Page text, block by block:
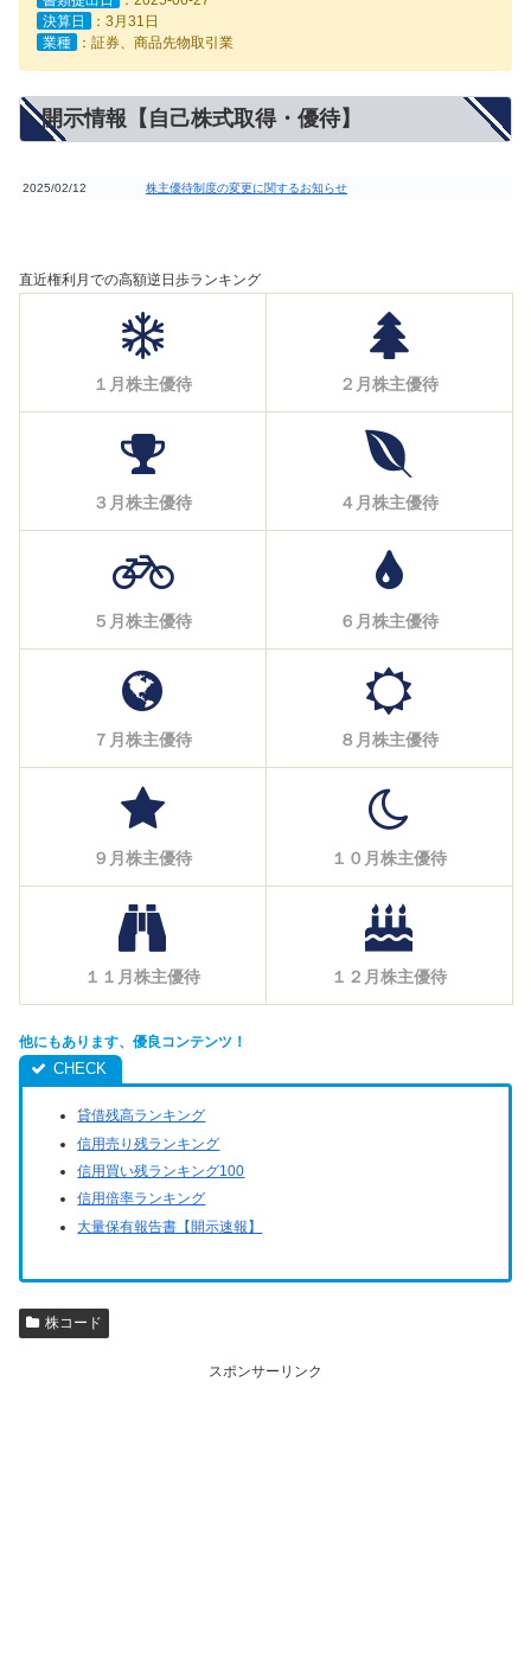
決算日
：3月31日
業種
：証券、商品先物取引業
開示情報【自己株式取得・優待】
2025/02/12 株主優待制度の変更に関するお知らせ
直近権利月での高額逆日歩ランキング
１月株主優待 ２月株主優待
３月株主優待 ４月株主優待
５月株主優待 ６月株主優待
７月株主優待 ８月株主優待
９月株主優待 １０月株主優待
１１月株主優待 １２月株主優待
他にもあります、優良コンテンツ！
貸借残高ランキング
信用売り残ランキング
信用買い残ランキング100
信用倍率ランキング
大量保有報告書【開示速報】
株コード
スポンサーリンク